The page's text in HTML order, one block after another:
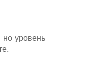
уровень